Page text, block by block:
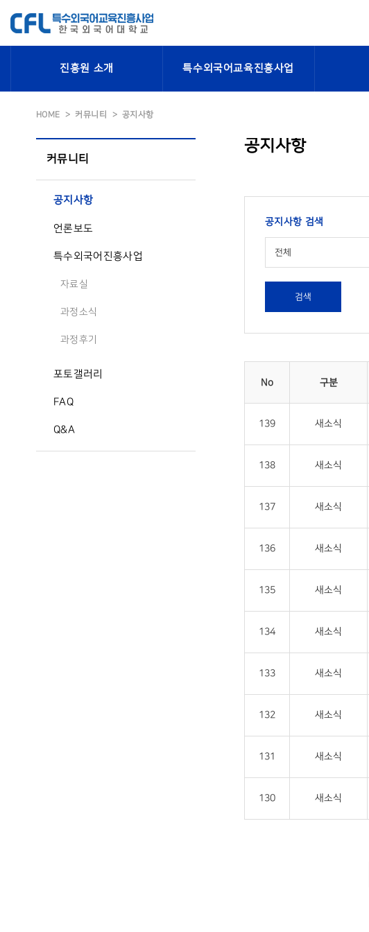
진흥원 소개 특수외국어교육진흥사업
HOME 커뮤니티 공지사항
커뮤니티
공지사항
언론보도
특수외국어진흥사업
자료실
과정소식
과정후기
포토갤러리
FAQ
Q&A
공지사항
공지사항 검색
전체
검색
No 구분
139 새소식
138 새소식
137 새소식
136 새소식
135 새소식
134 새소식
133 새소식
132 새소식
131 새소식
130 새소식